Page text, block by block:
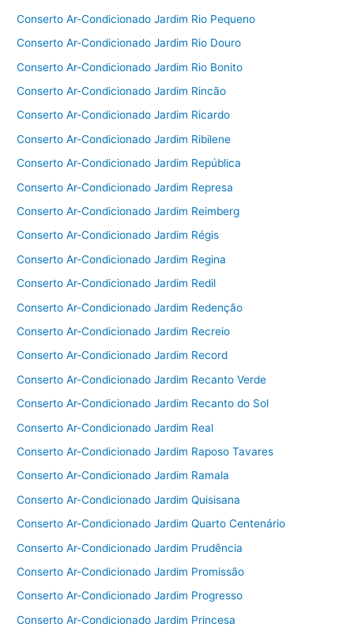
Conserto Ar-Condicionado Jardim Rio Pequeno
Conserto Ar-Condicionado Jardim Rio Douro
Conserto Ar-Condicionado Jardim Rio Bonito
Conserto Ar-Condicionado Jardim Rincão
Conserto Ar-Condicionado Jardim Ricardo
Conserto Ar-Condicionado Jardim Ribilene
Conserto Ar-Condicionado Jardim República
Conserto Ar-Condicionado Jardim Represa
Conserto Ar-Condicionado Jardim Reimberg
Conserto Ar-Condicionado Jardim Régis
Conserto Ar-Condicionado Jardim Regina
Conserto Ar-Condicionado Jardim Redil
Conserto Ar-Condicionado Jardim Redenção
Conserto Ar-Condicionado Jardim Recreio
Conserto Ar-Condicionado Jardim Record
Conserto Ar-Condicionado Jardim Recanto Verde
Conserto Ar-Condicionado Jardim Recanto do Sol
Conserto Ar-Condicionado Jardim Real
Conserto Ar-Condicionado Jardim Raposo Tavares
Conserto Ar-Condicionado Jardim Ramala
Conserto Ar-Condicionado Jardim Quisisana
Conserto Ar-Condicionado Jardim Quarto Centenário
Conserto Ar-Condicionado Jardim Prudência
Conserto Ar-Condicionado Jardim Promissão
Conserto Ar-Condicionado Jardim Progresso
Conserto Ar-Condicionado Jardim Princesa